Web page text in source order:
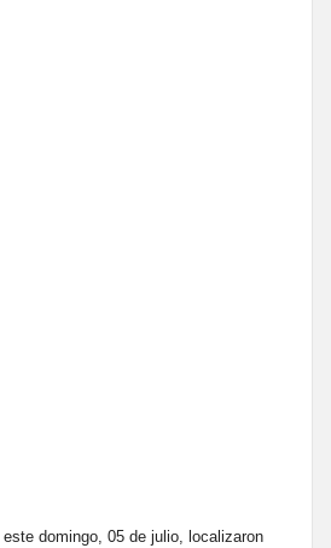
este domingo, 05 de julio, localizaron